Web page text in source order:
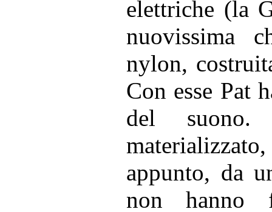
elettriche (la
nuovissima
nylon,
Con esse Pat
del suono.
appunto, da
non